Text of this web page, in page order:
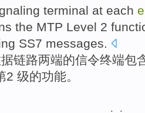
terminal at each
the MTP Level 2
SS7 messages.
链路两端的信令终端包
2 级的功能。